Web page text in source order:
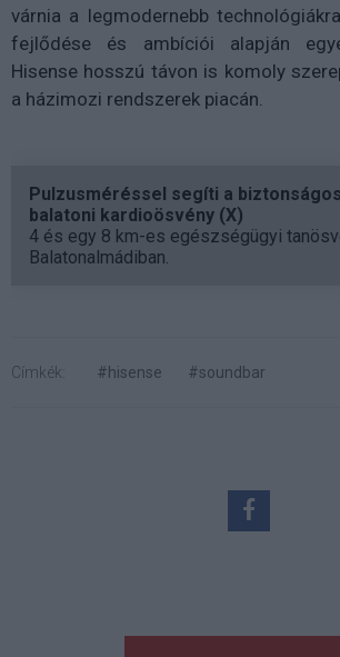
várnia a legmodernebb
fejlődése és ambíciói alapján
Hisense hosszú távon is komoly
a házimozi rendszerek piacán.
Pulzusméréssel segíti a
balatoni kardioösvény (X)
4 és egy 8 km-es egészségügyi
Balatonalmádiban.
Címkék: #hisense #soundbar